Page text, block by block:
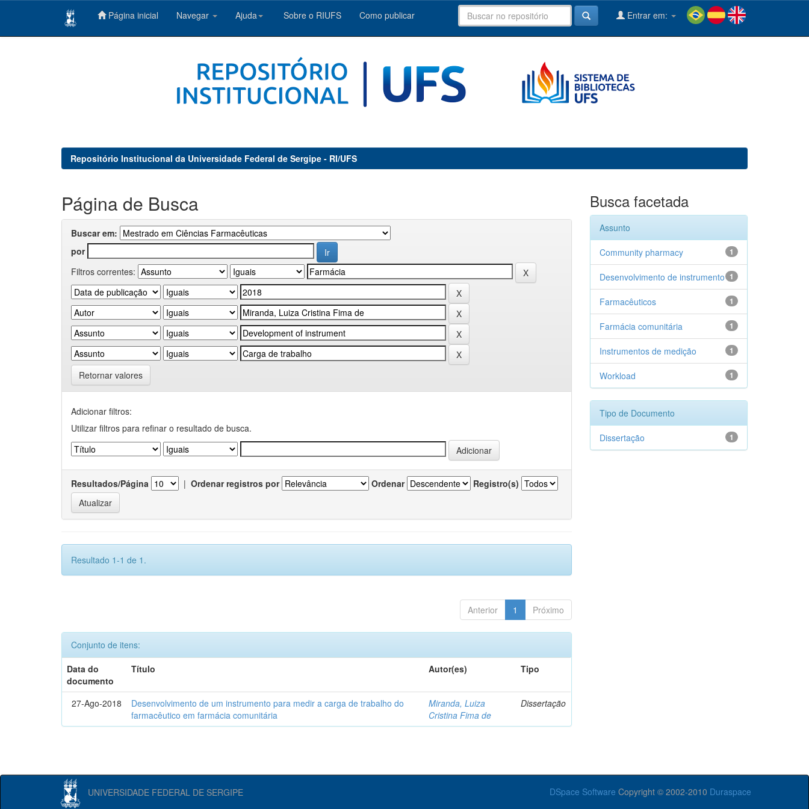
Página inicial Navegar Ajuda Sobre o RIUFS Como publicar Entrar em:
Repositório Institucional da Universidade Federal de Sergipe - RI/UFS
Página de Busca
Buscar em:
por
Filtros correntes:
Retornar valores
Adicionar filtros:
Utilizar filtros para refinar o resultado de busca.
Resultados/Página | Ordenar registros por Ordenar Registro(s)
Resultado 1-1 de 1.
Anterior 1 Próximo
Conjunto de itens:
Data do
documento
Título Autor(es) Tipo
27-Ago-2018
Desenvolvimento de um instrumento para medir a carga de trabalho do
farmacêutico em farmácia comunitária
Miranda, Luiza
Cristina Fima de
Dissertação
Busca facetada
Assunto
1
Community pharmacy
1
Desenvolvimento de instrumento
1
Farmacêuticos
1
Farmácia comunitária
1
Instrumentos de medição
1
Workload
Tipo de Documento
1
Dissertação
UNIVERSIDADE FEDERAL DE SERGIPE DSpace Software Copyright © 2002-2010 Duraspace